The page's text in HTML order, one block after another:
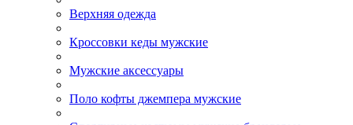
Верхняя одежда
Кроссовки кеды мужские
Мужские аксессуары
Поло кофты джемпера мужские